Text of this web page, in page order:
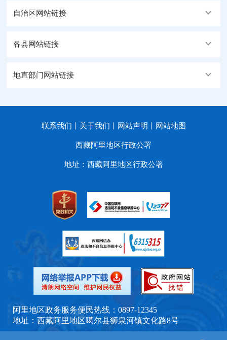
自治区网站链接
各县网站链接
地直部门网站链接
联系我们 关于我们 网站声明 网站地图
西藏阿里地区行政公署
地址：西藏阿里地区行政公署
阿里地区政务服务便民热线：0897-12345
地址：西藏阿里地区噶尔县狮泉河镇文化路8号